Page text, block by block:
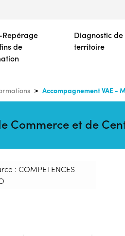
contenu
principal
Repérage
de
Diagnostic de
territoire
Accompagnement VAE -
Commerce et de
: COMPETENCES